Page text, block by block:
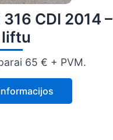
316 CDI 2014 –
liftu
65 € + PVM.